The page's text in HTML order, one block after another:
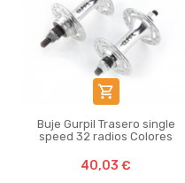

Buje Gurpil Trasero single
speed 32 radios Colores
40,03 €